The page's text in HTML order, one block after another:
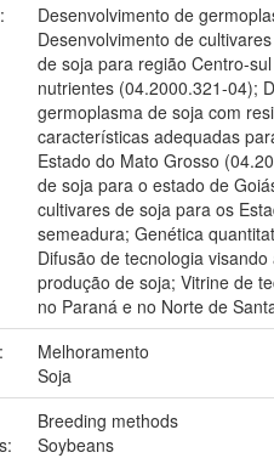
Desenvolvimento de
Desenvolvimento de
de soja para região Centro-
nutrientes (04.2000.321-04);
germoplasma de soja com
características adequadas
Estado do Mato Grosso
de soja para o estado de
cultivares de soja para os
semeadura; Genética
Difusão de tecnologia
produção de soja; Vitrine de
no Paraná e no Norte de
Melhoramento
Soja
Breeding methods
Soybeans